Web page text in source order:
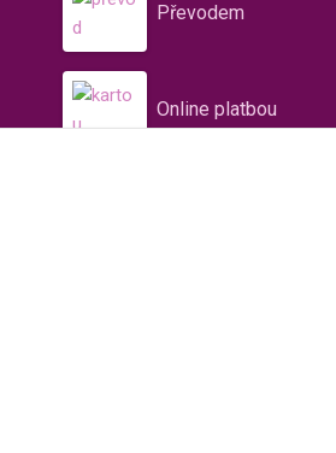
Převodem
Online platbou